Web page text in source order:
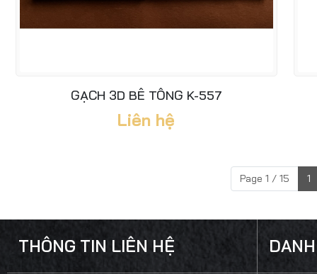
GẠCH 3D BÊ TÔNG K-557
Liên hệ
Page 1 / 15 1
THÔNG TIN LIÊN HỆ